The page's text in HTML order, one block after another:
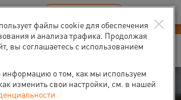
офисов RU EN
×
файлы cookie для обеспечения
и анализа трафика. Продолжая
вы соглашаетесь с использованием
о том, как мы используем
изменить свои настройки, см. в нашей